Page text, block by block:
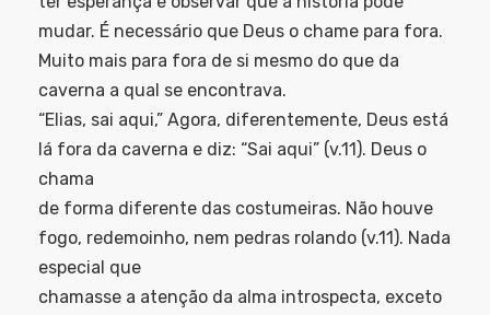
mudar. É necessário que Deus o chame para fora.
Muito mais para fora de si mesmo do que da
caverna a qual se encontrava.
“Elias, sai aqui,” Agora, diferentemente, Deus está
lá fora da caverna e diz: “Sai aqui” (v.11). Deus o
chama
de forma diferente das costumeiras. Não houve
fogo, redemoinho, nem pedras rolando (v.11). Nada
especial que
chamasse a atenção da alma introspecta, exceto